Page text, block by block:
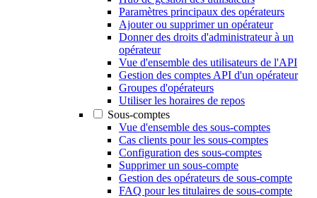
Paramètres principaux des opérateurs
Ajouter ou supprimer un opérateur
Donner des droits d'administrateur à un
opérateur
Vue d'ensemble des utilisateurs de l'API
Gestion des comptes API d'un opérateur
Groupes d'opérateurs
Utiliser les horaires de repos
Sous-comptes
Vue d'ensemble des sous-comptes
Cas clients pour les sous-comptes
Configuration des sous-comptes
Supprimer un sous-compte
Gestion des opérateurs de sous-compte
FAQ pour les titulaires de sous-compte